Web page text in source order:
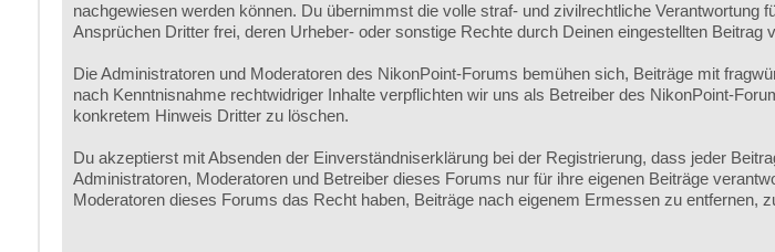
nachgewiesen werden können. Du übernimmst die volle straf- und zivilrechtliche
Ansprüchen Dritter frei, deren Urheber- oder sonstige Rechte durch Deinen eingestellten Beitrag
Die Administratoren und Moderatoren des NikonPoint-Forums bemühen sich, Beiträge mit
nach Kenntnisnahme rechtwidriger Inhalte verpflichten wir uns als Betreiber des NikonPoint-
konkretem Hinweis Dritter zu löschen.
Du akzeptierst mit Absenden der Einverständniserklärung bei der Registrierung, dass jeder
Administratoren, Moderatoren und Betreiber dieses Forums nur für ihre eigenen Beiträge
Moderatoren dieses Forums das Recht haben, Beiträge nach eigenem Ermessen zu entfernen,